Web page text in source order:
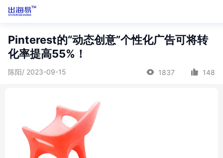
Pinterest的“动态创意”个性化广告可将转
化率提高55%！
陈阳/ 2023-09-15 1837 148